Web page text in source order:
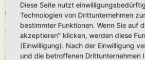
Passwort:
Ich habe mein Passwort vergessen
Angemeldet bleiben
Meinen Online-Status während dieser Sitzung
Diese Seite nutzt
Technologien von Drittunternehmen
bestimmter Funktionen. Wenn Sie auf
akzeptieren" klicken, werden diese
(Einwilligung). Nach der Einwilligung
und die betroffenen Drittunternehmen